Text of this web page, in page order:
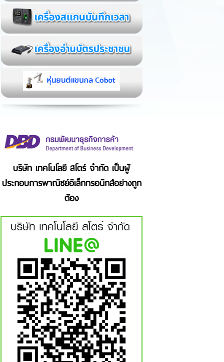
บริษัท เทคโนโลยี สโตร์ จำกัด เป็นผู้
ประกอบการพาณิชย์อิเล็กทรอนิกส์อย่างถูก
ต้อง